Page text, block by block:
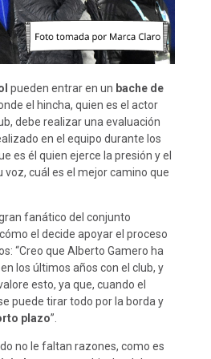
pueden entrar en un bache de
el hincha, quien es el actor
debe realizar una evaluación
en el equipo durante los
es él quien ejerce la presión y el
voz, cuál es el mejor camino que
fanático del conjunto
el decide apoyar el proceso
“Creo que Alberto Gamero ha
los últimos años con el club, y
esto, ya que, cuando el
puede tirar todo por la borda y
plazo”.
no le faltan razones, como es